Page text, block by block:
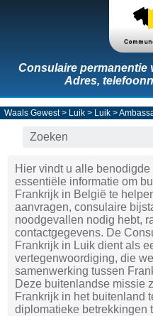
Consulaire permanentie
Adres,
Waals Gewest> Luik> Luik>
Hier vindt u alle
essentiële informatie om
Frankrijk in België te
aanvragen, consulaire
noodgevallen nodig hebt,
contactgegevens. De
Frankrijk in Luik dient als
vertegenwoordiging, die
samenwerking tussen
Deze buitenlandse missie
Frankrijk in het buitenland
diplomatieke betrekkingen